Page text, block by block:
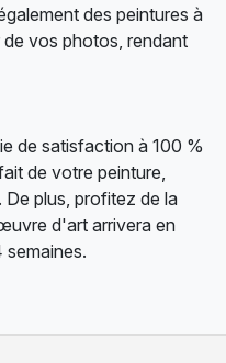
des peintures à
de vos photos, rendant
de satisfaction à 100 %
de votre peinture,
plus, profitez de la
d'art arrivera en